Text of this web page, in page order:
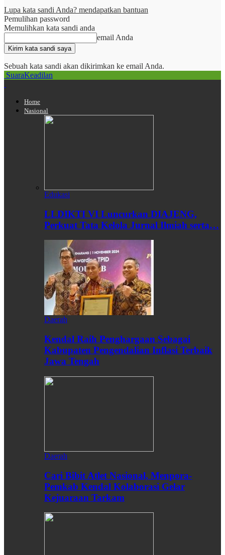
Lupa kata sandi Anda? mendapatkan bantuan
Pemulihan password
Memulihkan kata sandi anda
email Anda
Sebuah kata sandi akan dikirimkan ke email Anda.
SuaraKeadilan
Home
Nasional
Edukasi
LLDIKTI VI Luncurkan DIAJENG,
Perkuat Tata Kelola Jurnal Ilmiah serta…
Daerah
Kendal Raih Penghargaan Sebagai
Kabupaten Pengendalian Inflasi Terbaik
Jawa Tengah
Daerah
Cari Bibit Atlet Nasional, Menpora-
Pemkab Kendal Kolaborasi Gelar
Kejuaraan Tarkam